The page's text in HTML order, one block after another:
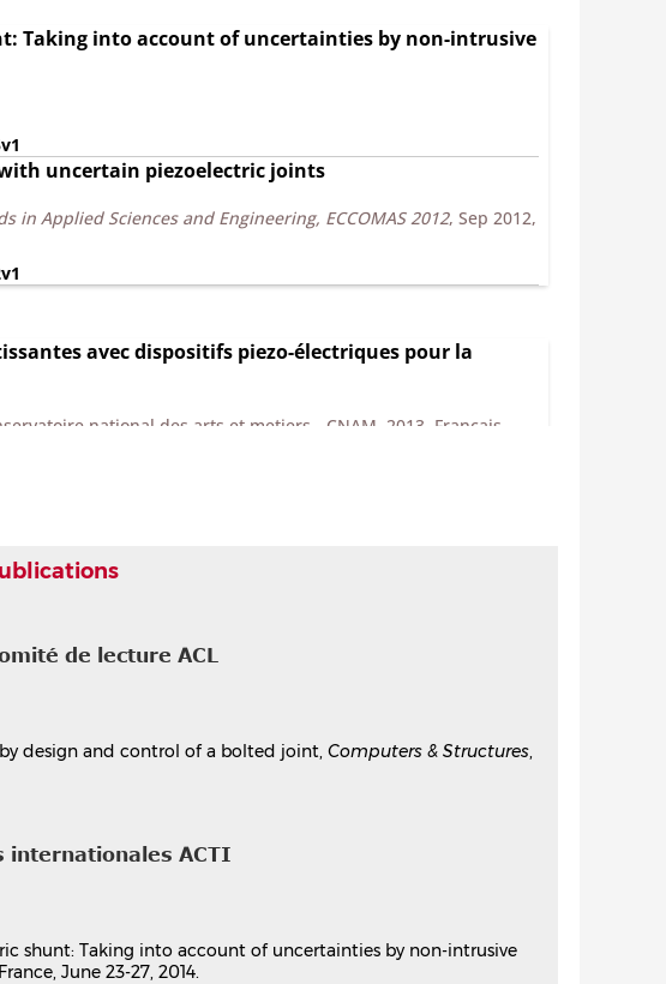
Taking into account of uncertainties by non-intrusive
uncertain piezoelectric joints
in Applied Sciences and Engineering, ECCOMAS 2012, Sep 2012,
avec dispositifs piezo-électriques pour la
national des arts et metiers - CNAM, 2013. Français.
de lecture ACL
design and control of a bolted joint, Computers & Structures,
internationales ACTI
shunt: Taking into account of uncertainties by non-intrusive
June 23-27, 2014.